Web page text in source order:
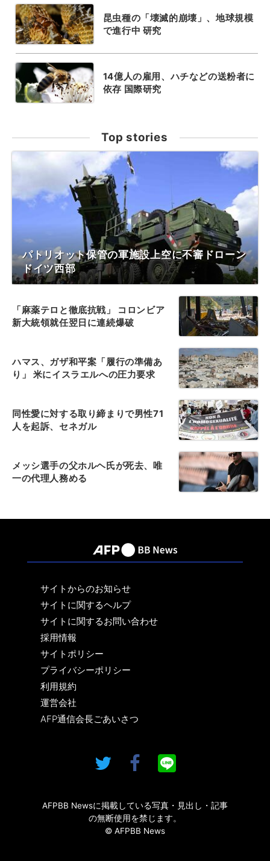
昆虫種の「壊滅的崩壊」、地球規模
で進行中 研究
14億人の雇用、ハチなどの送粉者に
依存 国際研究
Top stories
パトリオット保管の軍施設上空に不審ドローン
ドイツ西部
「麻薬テロと徹底抗戦」 コロンビア
新大統領就任翌日に連続爆破
ハマス、ガザ和平案「履行の準備あ
り」 米にイスラエルへの圧力要求
同性愛に対する取り締まりで男性71
人を起訴、セネガル
メッシ選手の父ホルヘ氏が死去、唯
一の代理人務める
サイトからのお知らせ
サイトに関するヘルプ
サイトに関するお問い合わせ
採用情報
サイトポリシー
プライバシーポリシー
利用規約
運営会社
AFP通信会長ごあいさつ
AFPBB Newsに掲載している写真・見出し・記事
の無断使用を禁じます。
© AFPBB News